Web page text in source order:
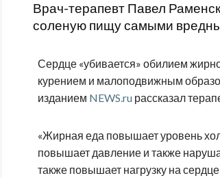
Врач-терапевт Павел
соленую пищу самыми
Сердце «убивается» обилием
курением и малоподвижным
изданием NEWS.ru рассказал
«Жирная еда повышает уровень
повышает давление и также
также повышает нагрузку на